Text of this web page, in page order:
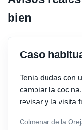
bien
Caso
Tenia dudas con
cambiar la
revisar y la visita
Colmenar de la